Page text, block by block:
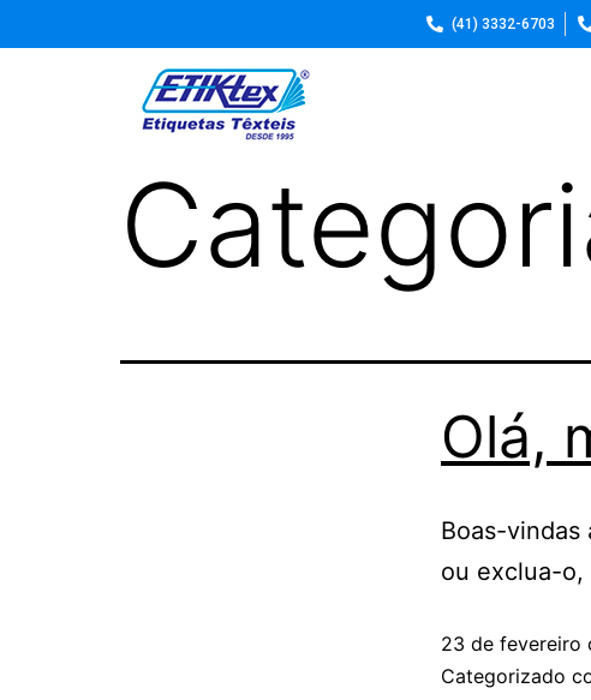
(41) 3332-6703
Olá,
Boas-vindas
ou exclua-o,
23 de fevereiro
Categorizado